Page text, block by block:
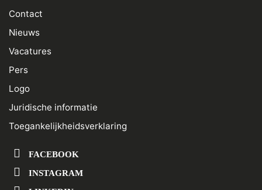
Contact
Nieuws
Vacatures
Pers
Logo
Juridische informatie
Toegankelijkheidsverklaring
FACEBOOK
INSTAGRAM